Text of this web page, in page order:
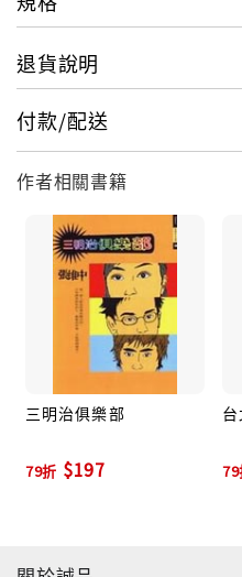
居酒屋飲食的先來後到，大
先吃下酒菜，再來是生魚
最後是味噌湯，
以及有時會一起點的飯糰。
玩──
日本人守規矩，在電影院
這裡不就應該哈哈大笑嗎
沒有。每個人像是搭電車
模式。
飲──
這咖啡館幾乎找不到招牌
退貨說明
付款/配送
作者相關書籍
三明治俱樂部
79折 $197 79